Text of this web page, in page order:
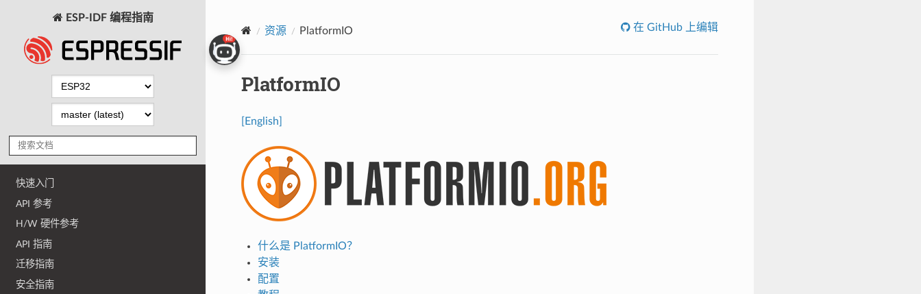
ESP-IDF 编程指南
快速入门
API 参考
H/W 硬件参考
API 指南
迁移指南
安全指南
资源 PlatformIO 在 GitHub 上编辑
PlatformIO
[English]
什么是 PlatformIO？
安装
配置